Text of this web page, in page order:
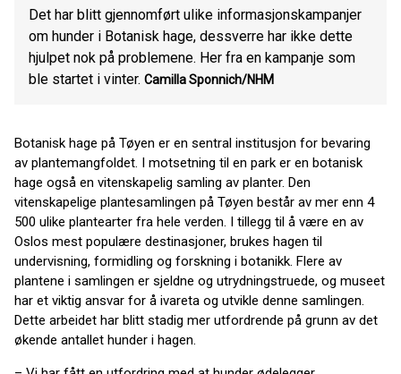
Det har blitt gjennomført ulike informasjonskampanjer
om hunder i Botanisk hage, dessverre har ikke dette
hjulpet nok på problemene. Her fra en kampanje som
ble startet i vinter. Camilla Sponnich/NHM
Botanisk hage på Tøyen er en sentral institusjon for bevaring
av plantemangfoldet. I motsetning til en park er en botanisk
hage også en vitenskapelig samling av planter. Den
vitenskapelige plantesamlingen på Tøyen består av mer enn 4
500 ulike plantearter fra hele verden. I tillegg til å være en av
Oslos mest populære destinasjoner, brukes hagen til
undervisning, formidling og forskning i botanikk. Flere av
plantene i samlingen er sjeldne og utrydningstruede, og museet
har et viktig ansvar for å ivareta og utvikle denne samlingen.
Dette arbeidet har blitt stadig mer utfordrende på grunn av det
økende antallet hunder i hagen.